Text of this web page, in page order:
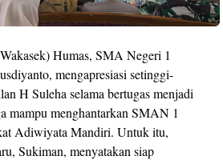
Humas, SMA Negeri 1
mengapresiasi setinggi-
H Suleha selama bertugas menjadi
mampu menghantarkan SMAN 1
Adiwiyata Mandiri. Untuk itu,
Sukiman, menyatakan siap